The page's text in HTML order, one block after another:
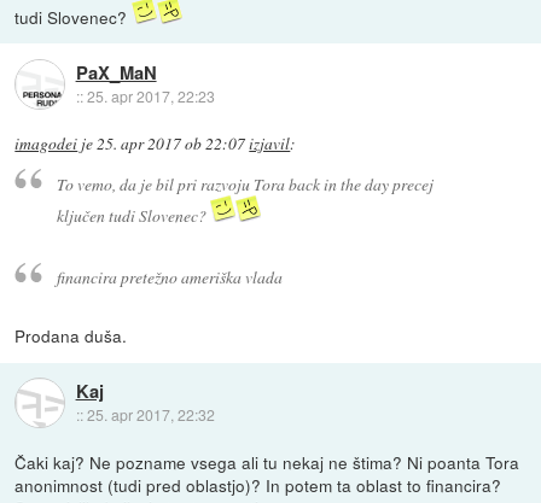
tudi Slovenec?
PaX_MaN
::25. apr 2017, 22:23
imagodei je25. apr 2017 ob 22:07izjavil:
To vemo, da je bil pri razvoju Tora back in the day precej
ključen tudi Slovenec?
financira pretežno ameriška vlada
Prodana duša.
Kaj
::25. apr 2017, 22:32
Čaki kaj? Ne pozname vsega ali tu nekaj ne štima? Ni poanta Tora
anonimnost (tudi pred oblastjo)? In potem ta oblast to financira?